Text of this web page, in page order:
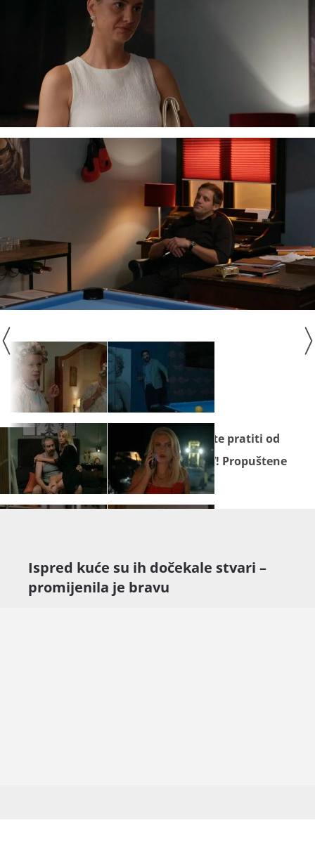
Seriju"U dobru i zlu"
ne propustite pratiti od
ponedjeljka do petka na Novoj TV! Propuštene
epizode gledajte na Novoj Plus.
Ispred kuće su ih dočekale stvari –
promijenila je bravu